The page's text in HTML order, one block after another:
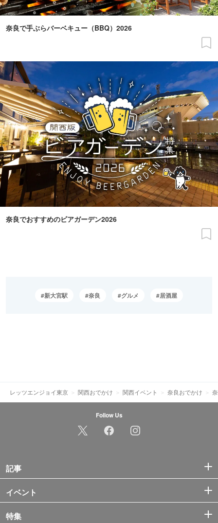
奈良で手ぶらバーベキュー（BBQ）2026
奈良でおすすめのビアガーデン2026
新大宮駅 奈良 グルメ 居酒屋
レッツエンジョイ東京 関西おでかけ 関西イベント 奈良おでかけ
Follow Us
記事
イベント
特集